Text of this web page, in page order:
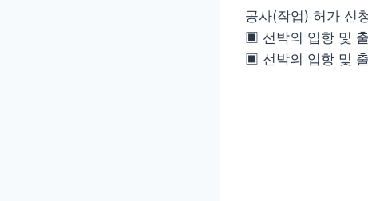
공사(작업) 허가 신
▣ 선박의 입항 및
▣ 선박의 입항 및